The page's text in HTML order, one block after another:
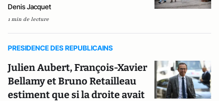
Denis Jacquet
1 min de lecture
PRESIDENCE DES REPUBLICAINS
Julien Aubert, François-Xavier
Bellamy et Bruno Retailleau
estiment que si la droite avait